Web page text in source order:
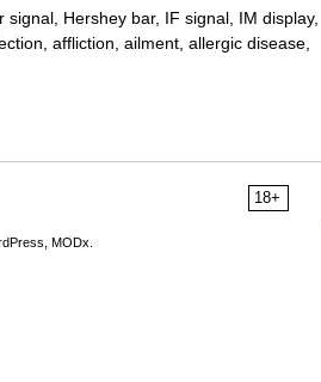
Hershey bar, IF signal, IM display,
affliction, ailment, allergic disease,
18+
MODx.